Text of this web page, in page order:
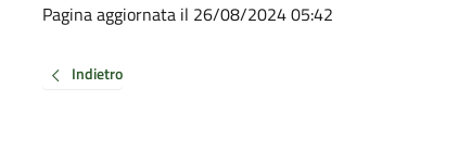
Pagina aggiornata il 26/08/2024 05:42
Indietro